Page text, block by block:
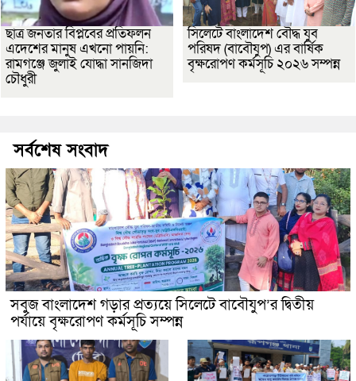
ছাত্র জনতার বিপ্লবের প্রতিফলন
এদেশের মানুষ এখনো পায়নি:
রামগঞ্জে জুলাই যোদ্ধা সানজিদা
চৌধুরী
সিলেটে বাংলাদেশ বৌদ্ধ যুব
পরিষদ (বাবৌযুপ) এর বার্ষিক
বৃক্ষরোপণ কর্মসূচি ২০২৬ সম্পন্ন
সর্বশেষ সংবাদ
সবুজ বাংলাদেশ গড়ার প্রত্যয়ে সিলেটে বাবৌযুপ’র দ্বিতীয়
পর্যায়ে বৃক্ষরোপণ কর্মসূচি সম্পন্ন